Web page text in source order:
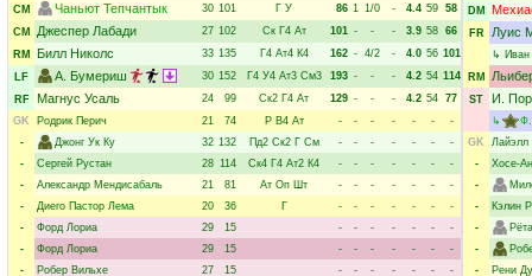
CM
Чаньют Тепчантык 30 101 Г У 86 1 1/0 - 4.4 59 58
CM
Джеспер Лабади 27 102 Ск Г4 Ат 101 - - - 3.9 58 66
RM
Билл Николс 33 135 Г4 Ат4 К4 162 - 4/2 - 4.0 56 101
LF
А. Бумериш 30 152 Г4 У4 Ат3 См3 193 - - - 4.2 54 114
RF
Магнус Усаль 24 99 Ск2 Г4 Ат 129 - - - 4.2 54 77
GK
Родрик Перич 21 74 Р В4 Ат - - - - - -
-
-
Джонг Ук Ку 32 132 Пд2 Ск2 Г См - - - - - -
-
-
Сергей Рустан 28 114 Ск4 Г4 Ат2 К4 - - - - - -
-
-
Александр Мендисабаль 21 81 Ат Оп Шт - - - - - -
-
-
Диего Пастор Лема 20 36 Г - - - - - -
-
-
Форд Лориа 29 15 - - - - - -
-
-
Форд Лориа 29 15 - - - - - -
-
-
Робер Вильхе 27 15 - - - - - - -
DM
FR Луис
↳ Иван
RM
ST И.
↳
Ф.
GK
Лайэлл
-
Хосе-
-
-
Кэлин
-
-
-
Рени